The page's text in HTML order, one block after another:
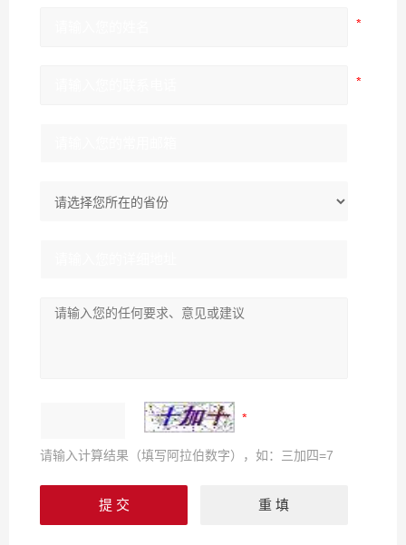
请输入计算结果（填写阿拉伯数字），如：三加四=7